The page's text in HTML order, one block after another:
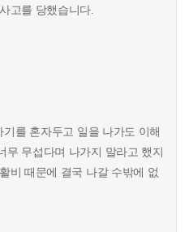
고를 당했습니다.
를 혼자두고 일을 나가도 이해
무섭다며 나가지 말라고 했지
비 때문에 결국 나갈 수밖에 없